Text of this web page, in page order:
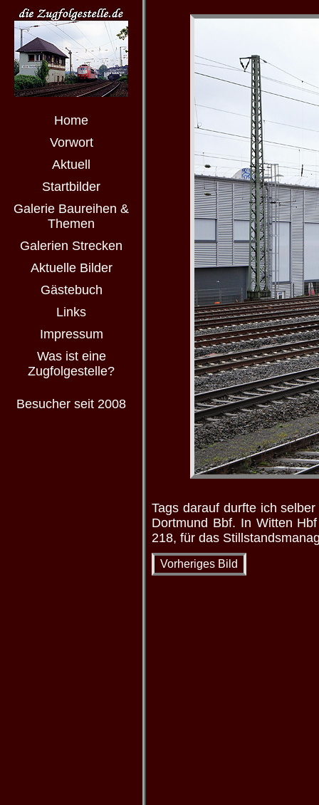
Home
Vorwort
Aktuell
Startbilder
Galerie Baureihen &
Themen
Galerien Strecken
Aktuelle Bilder
Gästebuch
Links
Impressum
Was ist eine
Zugfolgestelle?
Besucher seit 2008
Tags darauf durfte ich
Dortmund Bbf. In Witten
218, für das
Vorheriges Bild